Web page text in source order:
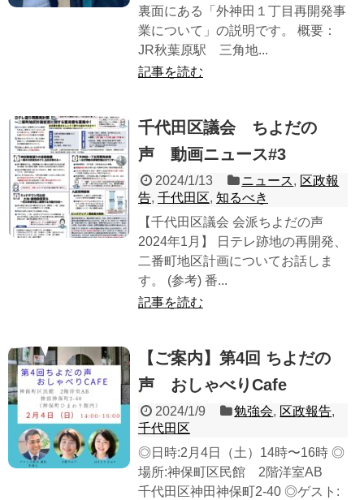
裏面にある「外神田１丁目再開発事
業について」の説明です。 概要：
JR秋葉原駅 三角地...
記事を読む
千代田区議会 ちよだの
声 動画ニュース#3
2024/1/13 ニュース, 区政報
告, 千代田区, 知るべき
【千代田区議会 会派ちよだの声
2024年1月】 日テレ跡地の再開発、
二番町地区計画についてお話しま
す。 (参考) 番...
記事を読む
【ご案内】第4回 ちよだの
声 おしゃべりCafe
2024/1/9 勉強会, 区政報告,
千代田区
◎日時:2月4日（土）14時〜16時 ◎
場所:神保町区民館 2階洋室AB
千代田区神田神保町2-40 ◎ゲスト: